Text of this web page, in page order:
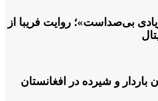
بی‌صداست»؛ روایت فریبا از
و شیرده در افغانستان